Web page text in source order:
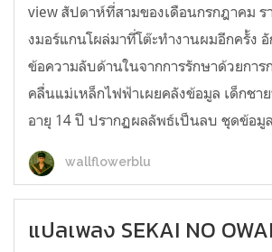
view สัปดาห์ที่สามของเดือนกรกฎาคม
งมอร์แกนโผล่มาที่โต๊ะทำงานผมอีกครั้ง
ข้อความลับด้านในจากการรักษาด้วยการ
คลื่นแม่เหล็กไฟฟ้าเผยคลังข้อมูล เด็กชา
อายุ 14 ปี ปรากฏผลลัพธ์เป็นลบ ชุดข้อมู
wallflowerblu
แปลเพลง SEKAI NO